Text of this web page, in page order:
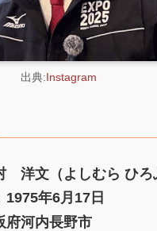
出典:Instagram
洋文（よしむら ひろ
1975年6月17日
府河内長野市